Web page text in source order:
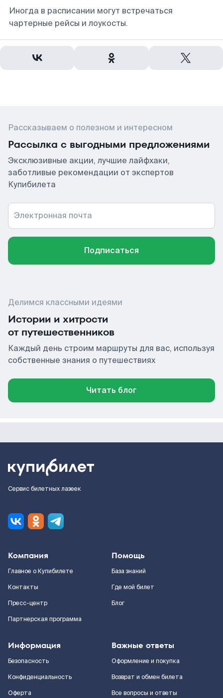
Иногда в расписании могут встречаться
чартерные рейсы и лоукосты.
Рассказываем о полезном и интересном
Рассылка с выгодными предложениями
Эксклюзивные акции, лучшие лайфхаки,
заботливые рекомендации от экспертов
Купибилета
Электронная почта
Подписаться
Делимся классными идеями
Истории и хитрости
от путешественников
Каждый день строим маршруты для вас, используя
собственные знания о путешествиях
Читать блог
Сервис билетных лазеек
Компания
Главное о Купибилете
Контакты
Пресс-центр
Партнерская программа
Помощь
База знаний
Где мой билет
Блог
Информация
Безопасность
Конфиденциальность
Оферта
Важные ответы
Оформление и покупка
Возврат и обмен билета
Все вопросы и ответы